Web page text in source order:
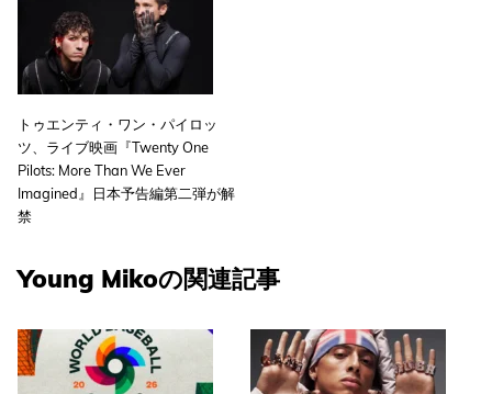
トゥエンティ・ワン・パイロッ
ツ、ライブ映画『Twenty One
Pilots: More Than We Ever
Imagined』日本予告編第二弾が解
禁
Young Mikoの関連記事